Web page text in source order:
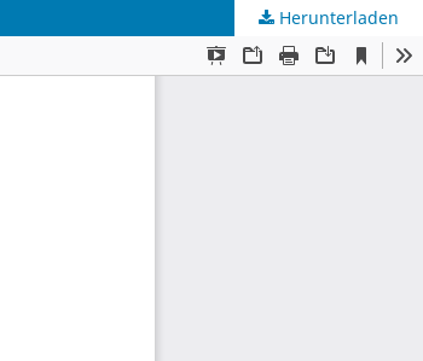
Herunterladen